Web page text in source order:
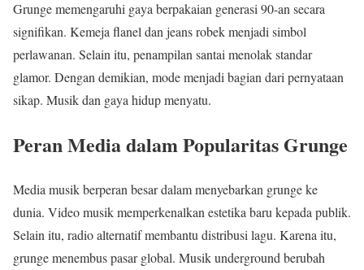
Grunge memengaruhi gaya berpakaian generasi 90-an secara
signifikan. Kemeja flanel dan jeans robek menjadi simbol
perlawanan. Selain itu, penampilan santai menolak standar
glamor. Dengan demikian, mode menjadi bagian dari pernyataan
sikap. Musik dan gaya hidup menyatu.
Peran Media dalam Popularitas Grunge
Media musik berperan besar dalam menyebarkan grunge ke
dunia. Video musik memperkenalkan estetika baru kepada publik.
Selain itu, radio alternatif membantu distribusi lagu. Karena itu,
grunge menembus pasar global. Musik underground berubah